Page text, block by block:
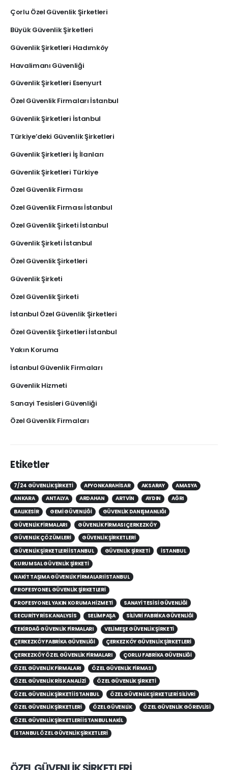
Çorlu Özel Güvenlik Şirketleri
Büyük Güvenlik Şirketleri
Güvenlik Şirketleri Hadımköy
Havalimanı Güvenliği
Güvenlik Şirketleri Esenyurt
Özel Güvenlik Firmaları İstanbul
Güvenlik Şirketleri İstanbul
Türkiye’deki Güvenlik Şirketleri
Güvenlik Şirketleri İş İlanları
Güvenlik Şirketleri Türkiye
Özel Güvenlik Firması
Özel Güvenlik Firması İstanbul
Özel Güvenlik Şirketi İstanbul
Güvenlik Şirketi İstanbul
Özel Güvenlik Şirketleri
Güvenlik Şirketi
Özel Güvenlik Şirketi
İstanbul Özel Güvenlik Şirketleri
Özel Güvenlik Şirketleri İstanbul
Yakın Koruma
İstanbul Güvenlik Firmaları
Güvenlik Hizmeti
Sanayi Tesisleri Güvenliği
Özel Güvenlik Firmaları
Etiketler
7/24 GÜVENLIK ŞIRKETI AFYONKARAHISAR AKSARAY
AMASYA
ANKARA
ANTALYA ARDAHAN ARTVIN AYDIN
AĞRI
BALIKESIR
GEMI GÜVENLIĞI
GÜVENLIK DANIŞMANLIĞI
GÜVENLIK FIRMALARI
GÜVENLIK FIRMASI ÇERKEZKÖY
GÜVENLIK ÇÖZÜMLERI
GÜVENLIK ŞIRKETLERI
GÜVENLIK ŞIRKETLERI İSTANBUL
GÜVENLIK ŞIRKETI
ISTANBUL
KURUMSAL GÜVENLIK ŞIRKETI
NAKIT TAŞIMA GÜVENLIK FIRMALARI İSTANBUL
PROFESYONEL GÜVENLIK ŞIRKETLERI
PROFESYONEL YAKIN KORUMA HIZMETI
SANAYI TESISI GÜVENLIĞI
SECURITY RISK ANALYSIS
SELIMPAŞA
SILIVRI FABRIKA GÜVENLIĞI
TEKIRDAĞ GÜVENLIK FIRMALARI
VELIMEŞE GÜVENLIK ŞIRKETI
ÇERKEZKÖY FABRIKA GÜVENLIĞI
ÇERKEZKÖY GÜVENLIK ŞIRKETLERI
ÇERKEZKÖY ÖZEL GÜVENLIK FIRMALARI
ÇORLU FABRIKA GÜVENLIĞI
ÖZEL GÜVENLIK FIRMALARI
ÖZEL GÜVENLIK FIRMASI
ÖZEL GÜVENLIK RISK ANALIZI
ÖZEL GÜVENLIK ŞIRKETI
ÖZEL GÜVENLIK ŞIRKETI İSTANBUL
ÖZEL GÜVENLIK ŞIRKETLERI SILIVRI
ÖZEL GÜVENLIK ŞIRKETLERI
ÖZEL GÜVENLIK
ÖZEL GÜVENLIK GÖREVLISI
ÖZEL GÜVENLIK ŞIRKETLERI İSTANBUL NAKIL
İSTANBUL ÖZEL GÜVENLIK ŞIRKETLERI